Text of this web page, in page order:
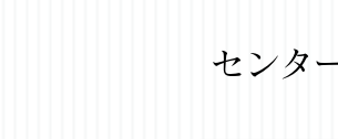
センタ